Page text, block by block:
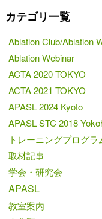
カテゴリ一覧
Ablation Club/Ablation
Ablation Webinar
ACTA 2020 TOKYO
ACTA 2021 TOKYO
APASL 2024 Kyoto
APASL STC 2018
トレーニングプログラ
取材記事
学会・研究会
APASL
教室案内